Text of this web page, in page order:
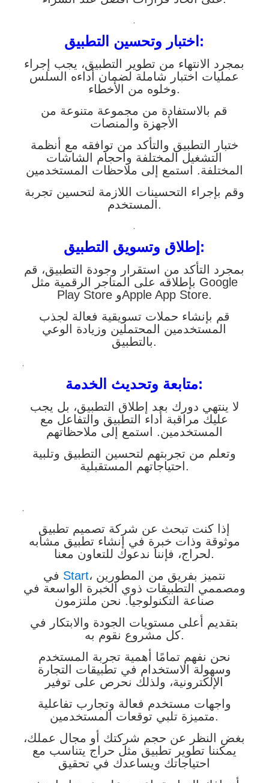
.
اختبار وتحسين التطبيق:
بمجرد الانتهاء من تطوير التطبيق، يجب إجراء
عمليات اختبار شاملة لضمان أداءه السلس
وخلوه من الأخطاء.
قم بالاستفادة من مجموعة متنوعة من
الأجهزة والمنصات
ختبار التطبيق والتأكد من توافقه مع أنظمة
التشغيل المختلفة وأحجام الشاشات
المختلفة. استمع إلى ملاحظات المستخدمين
وقم بإجراء التحسينات اللازمة لتحسين تجربة
المستخدم.
.
إطلاق وتسويق التطبيق:
بمجرد التأكد من استقرار وجودة التطبيق، قم
بإطلاقه على المتاجر الرقمية مثل Google
Play Store وApple App Store.
قم بإنشاء حملات تسويقية فعالة لجذب
المستخدمين المحتملين وزيادة الوعي
بالتطبيق.
.
متابعة وتحديث الخدمة:
لا ينتهي دورك بعد إطلاق التطبيق، بل يجب
عليك مراقبة أداء التطبيق والتفاعل مع
المستخدمين. استمع إلى ملاحظاتهم
وتعلم من تجربتهم لتحسين التطبيق وتلبية
احتياجاتهم المستقبلية.
.
إذا كنت تبحث عن شركة تصميم تطبيق
موثوقة وذات خبرة في إنشاء تطبيق مشابه
لحراج، فإننا ندعوك للتعاون معنا.
Start، نتميز بفريق من المطورين
ومصممي التطبيقات ذوي الخبرة الواسعة في
صناعة التكنولوجيا. نحن ملتزمون
بتقديم أعلى مستويات الجودة والابتكار في
كل مشروع نقوم به.
نحن نفهم تمامًا أهمية تجربة المستخدم
وسهولة الاستخدام في تطبيقات التجارة
الإلكترونية، ولذلك نحرص على توفير
واجهات مستخدم فعالة وتجارب تفاعلية
متميزة تلبي توقعات المستخدمين.
بغض النظر عن حجم شركتك أو مجال عملك،
يمكننا تطوير تطبيق مثل حراج يتناسب مع
احتياجاتك ويساعدك في تحقيق